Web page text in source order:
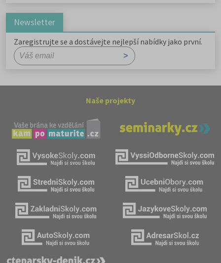
Newsletter
Zaregistrujte se a dostávejte nejlepší nabídky jako první.
Naše projekty